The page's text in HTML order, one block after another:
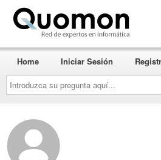
Introduzca
su
pregunta
aquí...
Home Iniciar Sesión